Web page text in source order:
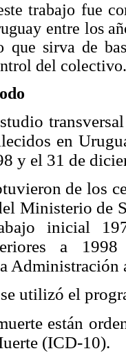
trabajo fue
entre los
que sirva de
del colectivo.
en
y el 31 de
de los
Ministerio de
inicial
a
Administración
utilizó el
están
(ICD-10).